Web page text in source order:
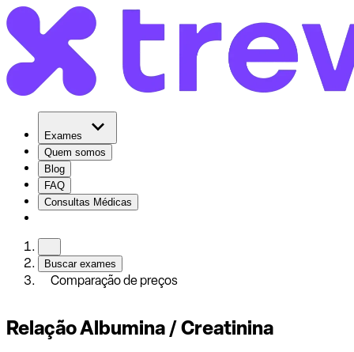
Exames
Quem somos
Blog
FAQ
Consultas Médicas
Buscar exames
Comparação de preços
Relação Albumina / Creatinina